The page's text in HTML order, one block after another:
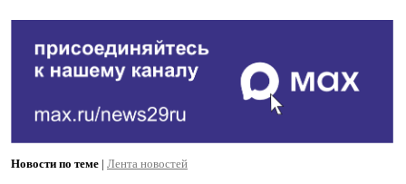
Новости по теме | Лента новостей